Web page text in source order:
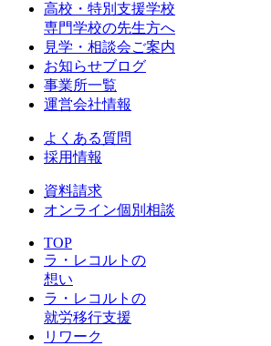
高校・特別支援学校
専門学校の先生方へ
見学・相談会ご案内
お知らせブログ
事業所一覧
運営会社情報
よくある質問
採用情報
資料請求
オンライン個別相談
TOP
ラ・レコルトの
想い
ラ・レコルトの
就労移行支援
リワーク